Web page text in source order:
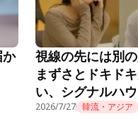
視線の先には別
まずさとドキド
い、シグナルハ
朝『HEART
2026/7/27 韓流・アジア